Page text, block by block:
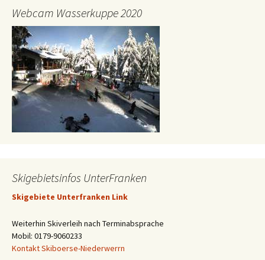
Webcam Wasserkuppe 2020
Skigebietsinfos UnterFranken
Skigebiete Unterfranken Link
Weiterhin Skiverleih nach Terminabsprache
Mobil: 0179-9060233
Kontakt Skiboerse-Niederwerrn